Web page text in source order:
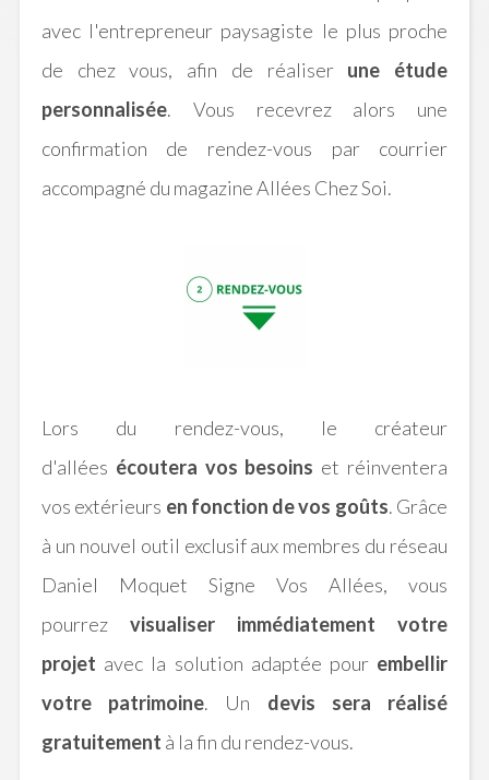
avec l'entrepreneur paysagiste le plus proche
de chez vous, afin de réaliser une étude
personnalisée. Vous recevrez alors une
confirmation de rendez-vous par courrier
accompagné du magazine Allées Chez Soi.
Lors du rendez-vous, le créateur
d'allées écoutera vos besoins et réinventera
vos extérieurs en fonction de vos goûts. Grâce
à un nouvel outil exclusif aux membres du réseau
Daniel Moquet Signe Vos Allées, vous
pourrezvisualiser immédiatement votre
projet avec la solution adaptée pour embellir
votre patrimoine. Un devis sera réalisé
gratuitement à la fin du rendez-vous.